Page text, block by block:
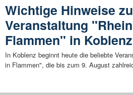
Wichtige Hinweise
Veranstaltung
Flammen" in Koblenz
In Koblenz beginnt heute die beliebte
in Flammen", die bis zum 9. August